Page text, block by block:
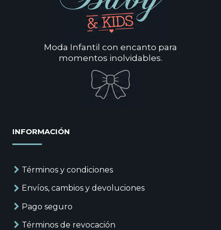
Moda Infantil con encanto para
momentos inolvidables.
INFORMACIÓN
Términos y condiciones
Envíos, cambios y devoluciones
Pago seguro
Términos de revocación